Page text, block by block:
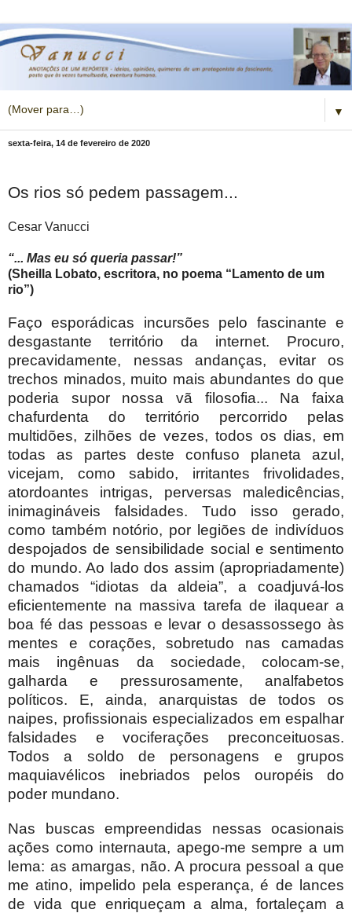
▼
sexta-feira, 14 de fevereiro de 2020
Os rios só pedem passagem...
Cesar Vanucci
“... Mas eu só queria passar!”
(Sheilla Lobato, escritora, no poema “Lamento de um
rio”)
Faço esporádicas incursões pelo fascinante e
desgastante território da internet. Procuro,
precavidamente, nessas andanças, evitar os
trechos minados, muito mais abundantes do que
poderia supor nossa vã filosofia... Na faixa
chafurdenta do território percorrido pelas
multidões, zilhões de vezes, todos os dias, em
todas as partes deste confuso planeta azul,
vicejam, como sabido, irritantes frivolidades,
atordoantes intrigas, perversas maledicências,
inimagináveis falsidades. Tudo isso gerado,
como também notório, por legiões de indivíduos
despojados de sensibilidade social e sentimento
do mundo. Ao lado dos assim (apropriadamente)
chamados “idiotas da aldeia”, a coadjuvá-los
eficientemente na massiva tarefa de ilaquear a
boa fé das pessoas e levar o desassossego às
mentes e corações, sobretudo nas camadas
mais ingênuas da sociedade, colocam-se,
galharda e pressurosamente, analfabetos
políticos. E, ainda, anarquistas de todos os
naipes, profissionais especializados em espalhar
falsidades e vociferações preconceituosas.
Todos a soldo de personagens e grupos
maquiavélicos inebriados pelos ouropéis do
poder mundano.
Nas buscas empreendidas nessas ocasionais
ações como internauta, apego-me sempre a um
lema: as amargas, não. A procura pessoal a que
me atino, impelido pela esperança, é de lances
de vida que enriqueçam a alma, fortaleçam a